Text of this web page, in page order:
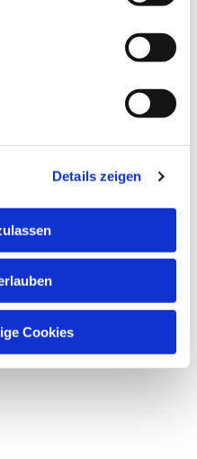
Details zeigen
Cookies